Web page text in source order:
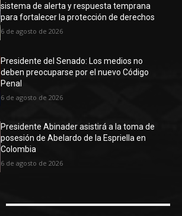
sistema de alerta y respuesta temprana
para fortalecer la protección de derechos
6 de agosto de 2026
Presidente del Senado: Los medios no
deben preocuparse por el nuevo Código
Penal
6 de agosto de 2026
Presidente Abinader asistirá a la toma de
posesión de Abelardo de la Espriella en
Colombia
6 de agosto de 2026